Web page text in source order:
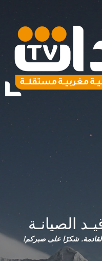
الصيانـة
شكرًا على صبركم!